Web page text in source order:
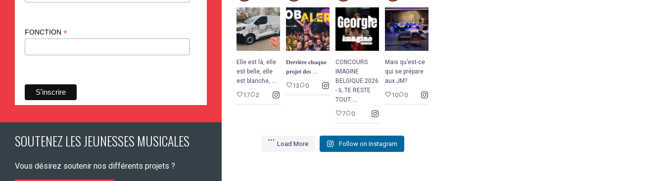
FONCTION *
SOUTENEZ LES JEUNESSES MUSICALES
Vous désirez soutenir nos différents projets ?
Elle est là, elle
est belle, elle
est blanche, ...
17 2
𝐃𝐞𝐫𝐫𝐢𝐞̀𝐫𝐞 𝐜𝐡𝐚𝐪𝐮𝐞
𝐩𝐫𝐨𝐣𝐞𝐭 𝐝𝐞𝐬 ...
13 0
CONCOURS
IMAGINE
BELGIQUE 2026
- IL TE RESTE
TOUT ...
7 0
Mais qu’est-ce
qui se prépare
aux JM?
10 0
Load More Follow on Instagram